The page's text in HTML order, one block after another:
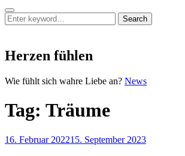
Search
Search
for:
Search
Herzen fühlen
Wie fühlt sich wahre Liebe an? NewsHerzen
Tag: Träume
Posted
16. Februar 202215. September 2023